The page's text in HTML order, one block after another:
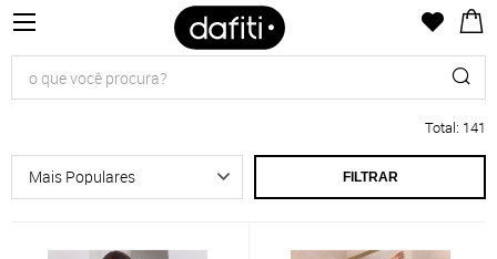
Total: 141
FILTRAR